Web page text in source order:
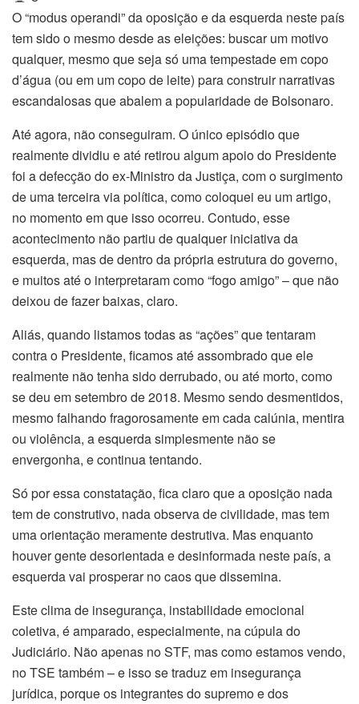
O “modus operandi” da oposição e da esquerda neste país
tem sido o mesmo desde as eleições: buscar um motivo
qualquer, mesmo que seja só uma tempestade em copo
d’água (ou em um copo de leite) para construir narrativas
escandalosas que abalem a popularidade de Bolsonaro.
Até agora, não conseguiram. O único episódio que
realmente dividiu e até retirou algum apoio do Presidente
foi a defecção do ex-Ministro da Justiça, com o surgimento
de uma terceira via política, como coloquei eu um artigo,
no momento em que isso ocorreu. Contudo, esse
acontecimento não partiu de qualquer iniciativa da
esquerda, mas de dentro da própria estrutura do governo,
e muitos até o interpretaram como “fogo amigo” – que não
deixou de fazer baixas, claro.
Aliás, quando listamos todas as “ações” que tentaram
contra o Presidente, ficamos até assombrado que ele
realmente não tenha sido derrubado, ou até morto, como
se deu em setembro de 2018. Mesmo sendo desmentidos,
mesmo falhando fragorosamente em cada calúnia, mentira
ou violência, a esquerda simplesmente não se
envergonha, e continua tentando.
Só por essa constatação, fica claro que a oposição nada
tem de construtivo, nada observa de civilidade, mas tem
uma orientação meramente destrutiva. Mas enquanto
houver gente desorientada e desinformada neste país, a
esquerda vai prosperar no caos que dissemina.
Este clima de insegurança, instabilidade emocional
coletiva, é amparado, especialmente, na cúpula do
Judiciário. Não apenas no STF, mas como estamos vendo,
no TSE também – e isso se traduz em insegurança
jurídica, porque os integrantes do supremo e dos